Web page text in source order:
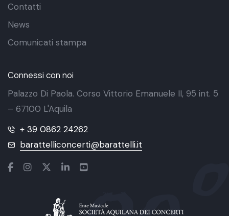
Contatti
News
Comunicati stampa
Connessi con noi
Palazzo Di Paola. Corso Vittorio Emanuele II, 95 int. 5
– 67100 L'Aquila
+ 39 0862 24262
barattelliconcerti@barattelli.it